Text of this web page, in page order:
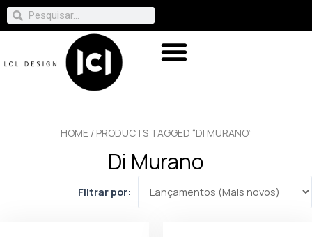
HOME/ PRODUCTS TAGGED “DI MURANO”
Di Murano
Filtrar por: